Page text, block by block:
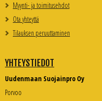
Myynti- ja toimitusehdot
Ota yhteyttä
Tilauksen peruuttaminen
YHTEYSTIEDOT
Uudenmaan Suojainpro Oy
Porvoo